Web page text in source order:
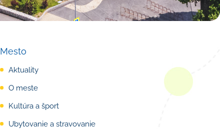
Mesto
Aktuality
O meste
Kultúra a šport
Ubytovanie a stravovanie